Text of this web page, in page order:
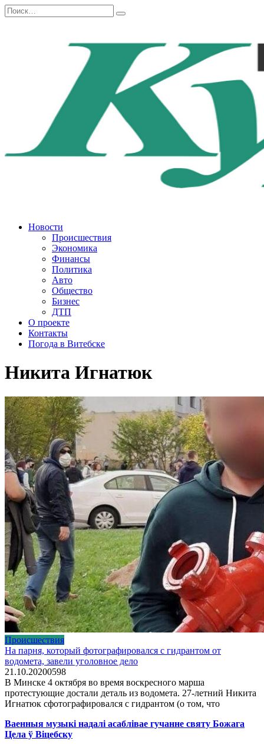
Перейти
к
Search
for:
Новости
Происшествия
Экономика
Финансы
Политика
Авто
Общество
Бизнес
ДТП
О проекте
Контакты
Погода в Витебске
Никита Игнатюк
Происшествия
На парня, который фотографировался с гидрантом от
водомета, завели уголовное дело
21.10.20200598
В Минске 4 октября во время воскресного марша
протестующие достали деталь из водомета. 27-летний Никита
Игнатюк сфотографировался с гидрантом (о том, что
Ваенныя музыкі надалі асаблівае гучанне святу Божага
Цела ў Віцебску